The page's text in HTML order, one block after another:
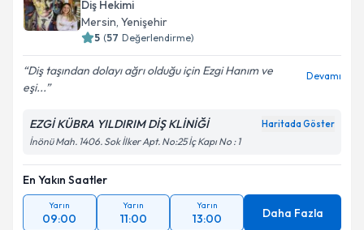
Kişisel verilerimin işlenmesine ilişkin Aydınlatma
Takvim Talebini Gönder
Diş Hekimi
Mersin, Yenişehir
5 (57 Değerlendirme)
Diş taşından dolayı ağrı olduğu için Ezgi Hanım ve
eşi...
Devamı
EZGİ KÜBRA YILDIRIM DİŞ KLİNİĞİ Haritada Göster
İnönü Mah. 1406. Sok İlker Apt. No:25 İç Kapı No : 1
En Yakın Saatler
Yarın
09:00
Yarın
11:00
Yarın
13:00 Daha Fazla